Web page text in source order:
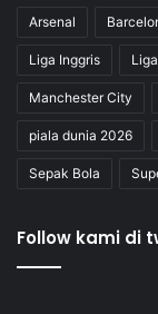
Arsenal
Liga Inggris
Manchester City
piala dunia 2026
Sepak Bola
Follow kami di